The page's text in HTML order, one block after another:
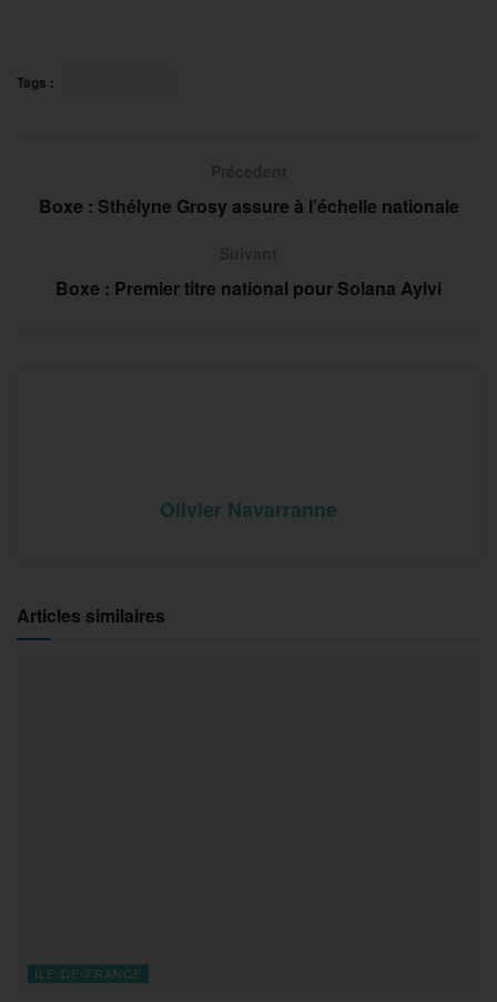
Tags :
Boxe : Sthélyne Grosy assure à l’échelle nationale
Boxe : Premier titre national pour Solana Ayivi
Olivier Navarranne
Articles similaires
ILE-DE-FRANCE